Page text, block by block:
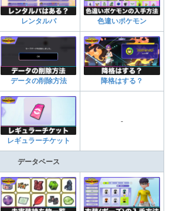
レンタルパ 色違いポケモン
データの削除方法 降格はする？
レギュラーチケット
-
データベース